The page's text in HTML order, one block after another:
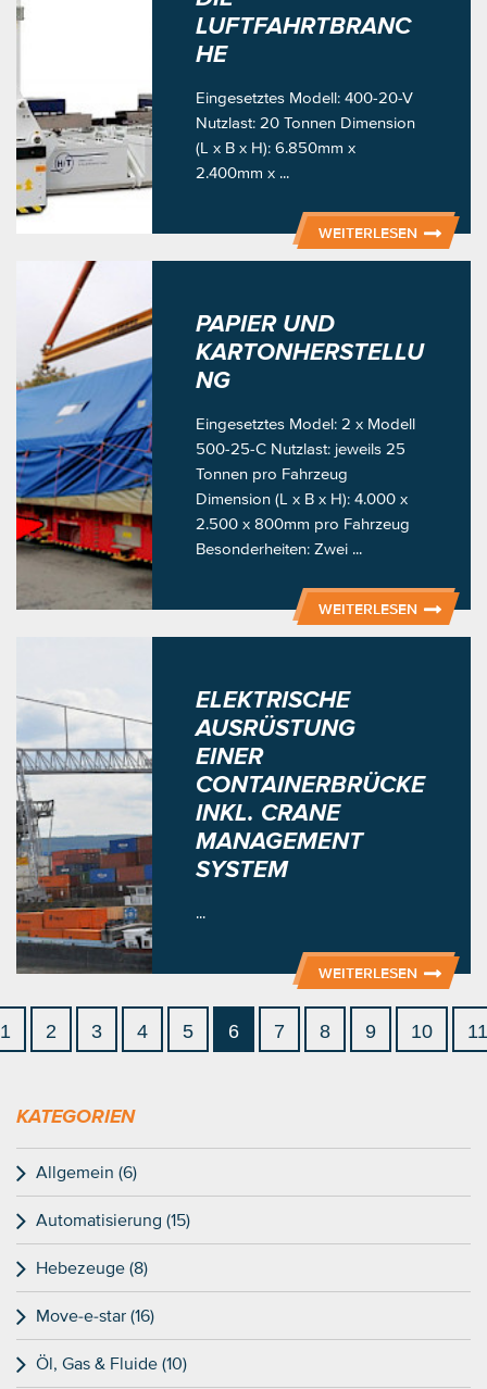
LUFTFAHRTBRANC
HE
Eingesetztes Modell: 400-20-V
Nutzlast: 20 Tonnen Dimension
(L x B x H): 6.850mm x
2.400mm x ...
WEITERLESEN
PAPIER UND
KARTONHERSTELLU
NG
Eingesetztes Model: 2 x Modell
500-25-C Nutzlast: jeweils 25
Tonnen pro Fahrzeug
Dimension (L x B x H): 4.000 x
2.500 x 800mm pro Fahrzeug
Besonderheiten: Zwei ...
WEITERLESEN
ELEKTRISCHE
AUSRÜSTUNG
EINER
CONTAINERBRÜCKE
INKL. CRANE
MANAGEMENT
SYSTEM
...
WEITERLESEN
1 2 3 4 5 6 7 8 9 10 11
KATEGORIEN
Allgemein (6)
Automatisierung (15)
Hebezeuge (8)
Move-e-star (16)
Öl, Gas & Fluide (10)